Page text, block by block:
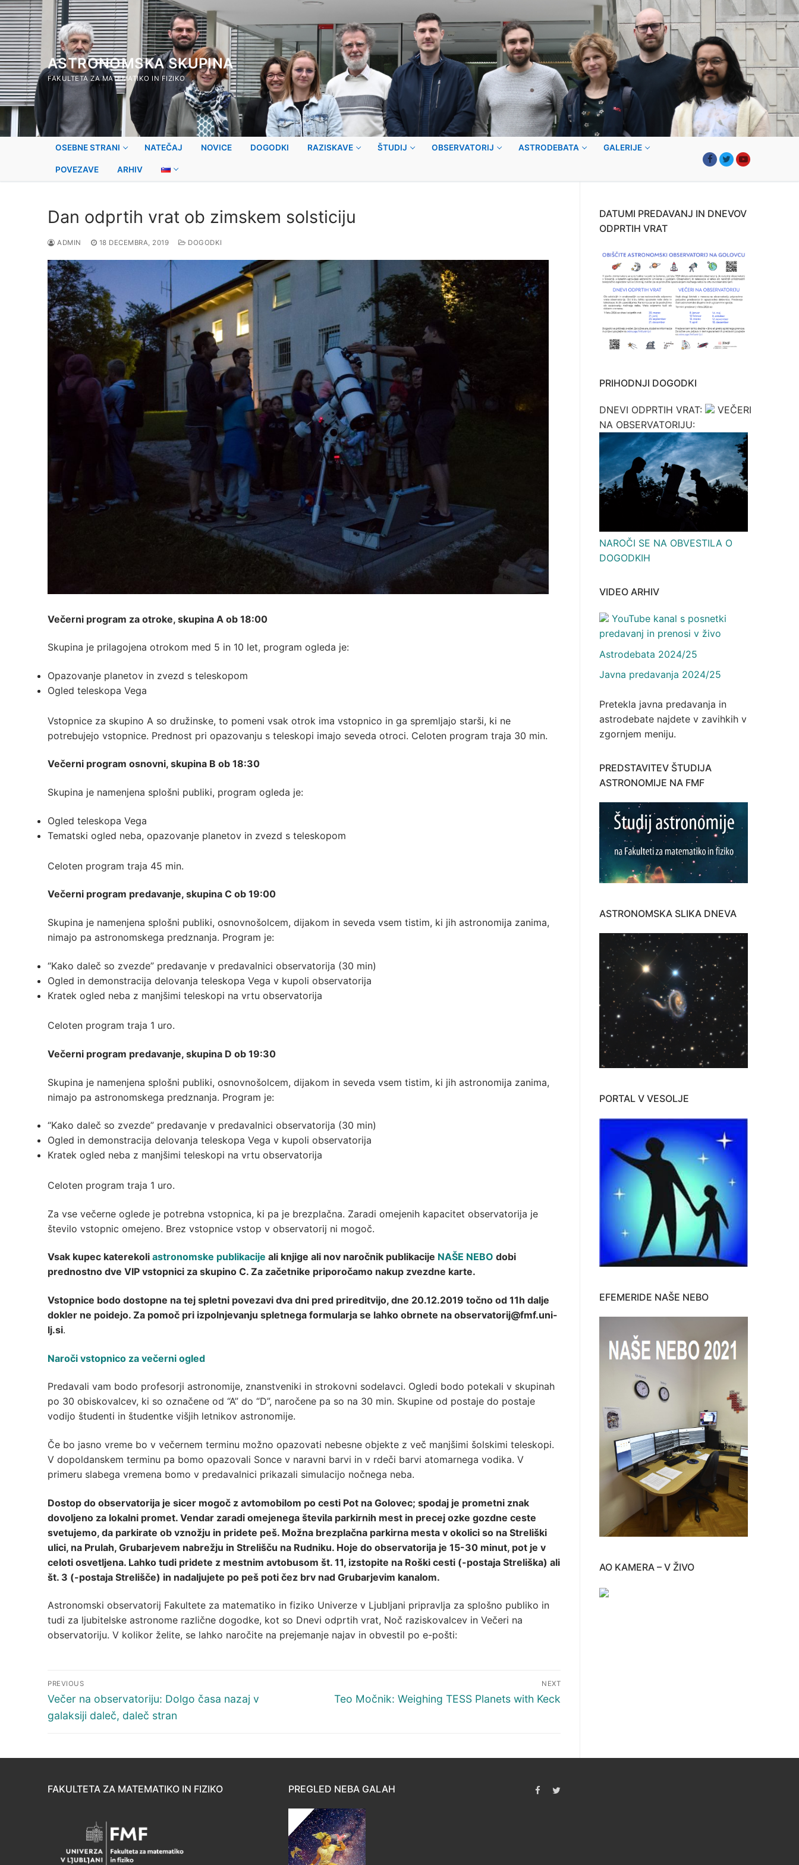
Preskoči
na
vsebino
ASTRONOMSKA SKUPINA
FAKULTETA ZA MATEMATIKO IN FIZIKO
OSEBNE STRANI NATEČAJ NOVICE DOGODKI RAZISKAVE ŠTUDIJ OBSERVATORIJ ASTRODEBATA GALERIJE
POVEZAVE ARHIV
Dan odprtih vrat ob zimskem solsticiju
ADMIN 18 DECEMBRA, 2019 DOGODKI
Večerni program za otroke, skupina A ob 18:00
Skupina je prilagojena otrokom med 5 in 10 let, program ogleda je:
Opazovanje planetov in zvezd s teleskopom
Ogled teleskopa Vega
Vstopnice za skupino A so družinske, to pomeni vsak otrok ima vstopnico in ga spremljajo starši, ki ne
potrebujejo vstopnice. Prednost pri opazovanju s teleskopi imajo seveda otroci. Celoten program traja 30 min.
Večerni program osnovni, skupina B ob 18:30
Skupina je namenjena splošni publiki, program ogleda je:
Ogled teleskopa Vega
Tematski ogled neba, opazovanje planetov in zvezd s teleskopom
Celoten program traja 45 min.
Večerni program predavanje, skupina C ob 19:00
Skupina je namenjena splošni publiki, osnovnošolcem, dijakom in seveda vsem tistim, ki jih astronomija zanima,
nimajo pa astronomskega predznanja. Program je:
“Kako daleč so zvezde” predavanje v predavalnici observatorija (30 min)
Ogled in demonstracija delovanja teleskopa Vega v kupoli observatorija
Kratek ogled neba z manjšimi teleskopi na vrtu observatorija
Celoten program traja 1 uro.
Večerni program predavanje, skupina D ob 19:30
Skupina je namenjena splošni publiki, osnovnošolcem, dijakom in seveda vsem tistim, ki jih astronomija zanima,
nimajo pa astronomskega predznanja. Program je:
“Kako daleč so zvezde” predavanje v predavalnici observatorija (30 min)
Ogled in demonstracija delovanja teleskopa Vega v kupoli observatorija
Kratek ogled neba z manjšimi teleskopi na vrtu observatorija
Celoten program traja 1 uro.
Za vse večerne oglede je potrebna vstopnica, ki pa je brezplačna. Zaradi omejenih kapacitet observatorija je
število vstopnic omejeno. Brez vstopnice vstop v observatorij ni mogoč.
Vsak kupec katerekoli astronomske publikacije ali knjige ali nov naročnik publikacije NAŠE NEBO dobi
prednostno dve VIP vstopnici za skupino C. Za začetnike priporočamo nakup zvezdne karte.
Vstopnice bodo dostopne na tej spletni povezavi dva dni pred prireditvijo, dne 20.12.2019 točno od 11h dalje
dokler ne poidejo. Za pomoč pri izpolnjevanju spletnega formularja se lahko obrnete na observatorij@fmf.uni-
lj.si.
Naroči vstopnico za večerni ogled
Predavali vam bodo profesorji astronomije, znanstveniki in strokovni sodelavci. Ogledi bodo potekali v skupinah
po 30 obiskovalcev, ki so označene od “A” do “D”, naročene pa so na 30 min. Skupine od postaje do postaje
vodijo študenti in študentke višjih letnikov astronomije.
Če bo jasno vreme bo v večernem terminu možno opazovati nebesne objekte z več manjšimi šolskimi teleskopi.
V dopoldanskem terminu pa bomo opazovali Sonce v naravni barvi in v rdeči barvi atomarnega vodika. V
primeru slabega vremena bomo v predavalnici prikazali simulacijo nočnega neba.
Dostop do observatorija je sicer mogoč z avtomobilom po cesti Pot na Golovec; spodaj je prometni znak
dovoljeno za lokalni promet. Vendar zaradi omejenega števila parkirnih mest in precej ozke gozdne ceste
svetujemo, da parkirate ob vznožju in pridete peš. Možna brezplačna parkirna mesta v okolici so na Streliški
ulici, na Prulah, Grubarjevem nabrežju in Strelišču na Rudniku. Hoje do observatorija je 15-30 minut, pot je v
celoti osvetljena. Lahko tudi pridete z mestnim avtobusom št. 11, izstopite na Roški cesti (-postaja Streliška) ali
št. 3 (-postaja Strelišče) in nadaljujete po peš poti čez brv nad Grubarjevim kanalom.
Astronomski observatorij Fakultete za matematiko in fiziko Univerze v Ljubljani pripravlja za splošno publiko in
tudi za ljubitelske astronome različne dogodke, kot so Dnevi odprtih vrat, Noč raziskovalcev in Večeri na
observatoriju. V kolikor želite, se lahko naročite na prejemanje najav in obvestil po e-pošti:
Navigacija
prispevka
PREVIOUS
Previous
post:
Večer na observatoriju: Dolgo časa nazaj v
galaksiji daleč, daleč stran
NEXT
Next
Teo Močnik: Weighing TESS Planets with Keck
DATUMI PREDAVANJ IN DNEVOV
ODPRTIH VRAT
PRIHODNJI DOGODKI
DNEVI ODPRTIH VRAT:
VEČERI
NA OBSERVATORIJU:
NAROČI SE NA OBVESTILA O
DOGODKIH
VIDEO ARHIV
YouTube kanal s posnetki
predavanj in prenosi v živo
Astrodebata 2024/25
Javna predavanja 2024/25
Pretekla javna predavanja in
astrodebate najdete v zavihkih v
zgornjem meniju.
PREDSTAVITEV ŠTUDIJA
ASTRONOMIJE NA FMF
ASTRONOMSKA SLIKA DNEVA
PORTAL V VESOLJE
EFEMERIDE NAŠE NEBO
AO KAMERA – V ŽIVO
FAKULTETA ZA MATEMATIKO IN FIZIKO PREGLED NEBA GALAH